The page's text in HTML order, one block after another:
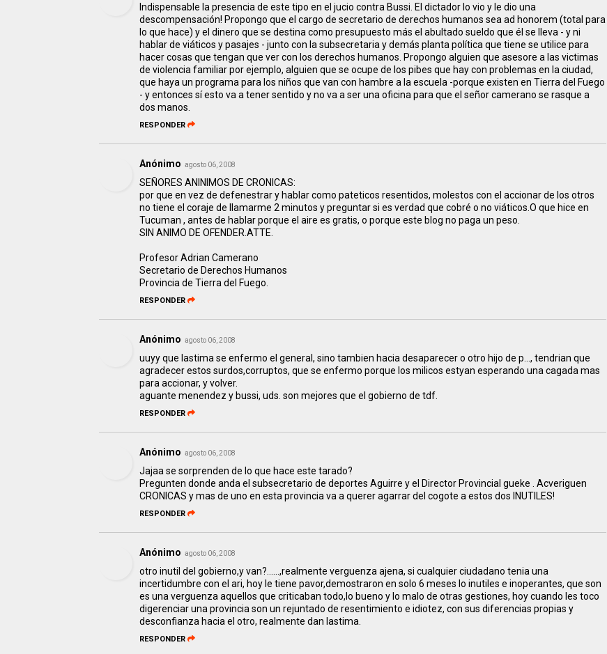
Indispensable la presencia de este tipo en el jucio contra Bussi. El dictador lo vio y le dio una
descompensación! Propongo que el cargo de secretario de derechos humanos sea ad honorem (total para
lo que hace) y el dinero que se destina como presupuesto más el abultado sueldo que él se lleva - y ni
hablar de viáticos y pasajes - junto con la subsecretaria y demás planta política que tiene se utilice para
hacer cosas que tengan que ver con los derechos humanos. Propongo alguien que asesore a las victimas
de violencia familiar por ejemplo, alguien que se ocupe de los pibes que hay con problemas en la ciudad,
que haya un programa para los niños que van con hambre a la escuela -porque existen en Tierra del Fuego
- y entonces sí esto va a tener sentido y no va a ser una oficina para que el señor camerano se rasque a
dos manos.
RESPONDER
Anónimo agosto 06, 2008
SEÑORES ANINIMOS DE CRONICAS:
por que en vez de defenestrar y hablar como pateticos resentidos, molestos con el accionar de los otros
no tiene el coraje de llamarme 2 minutos y preguntar si es verdad que cobré o no viáticos.O que hice en
Tucuman , antes de hablar porque el aire es gratis, o porque este blog no paga un peso.
SIN ANIMO DE OFENDER.ATTE.
Profesor Adrian Camerano
Secretario de Derechos Humanos
Provincia de Tierra del Fuego.
RESPONDER
Anónimo agosto 06, 2008
uuyy que lastima se enfermo el general, sino tambien hacia desaparecer o otro hijo de p..., tendrian que
agradecer estos surdos,corruptos, que se enfermo porque los milicos estyan esperando una cagada mas
para accionar, y volver.
aguante menendez y bussi, uds. son mejores que el gobierno de tdf.
RESPONDER
Anónimo agosto 06, 2008
Jajaa se sorprenden de lo que hace este tarado?
Pregunten donde anda el subsecretario de deportes Aguirre y el Director Provincial gueke . Acveriguen
CRONICAS y mas de uno en esta provincia va a querer agarrar del cogote a estos dos INUTILES!
RESPONDER
Anónimo agosto 06, 2008
otro inutil del gobierno,y van?......,realmente verguenza ajena, si cualquier ciudadano tenia una
incertidumbre con el ari, hoy le tiene pavor,demostraron en solo 6 meses lo inutiles e inoperantes, que son
es una verguenza aquellos que criticaban todo,lo bueno y lo malo de otras gestiones, hoy cuando les toco
digerenciar una provincia son un rejuntado de resentimiento e idiotez, con sus diferencias propias y
desconfianza hacia el otro, realmente dan lastima.
RESPONDER